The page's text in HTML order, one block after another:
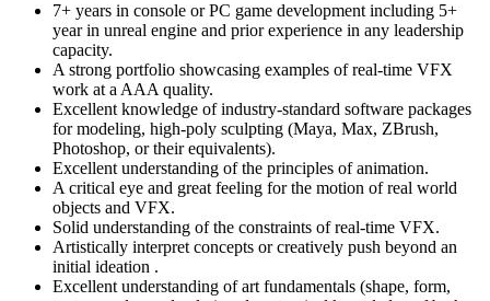
7+ years in console or PC game development including 5+
year in unreal engine and prior experience in any leadership
capacity.
A strong portfolio showcasing examples of real-time VFX
work at a AAA quality.
Excellent knowledge of industry-standard software packages
for modeling, high-poly sculpting (Maya, Max, ZBrush,
Photoshop, or their equivalents).
Excellent understanding of the principles of animation.
A critical eye and great feeling for the motion of real world
objects and VFX.
Solid understanding of the constraints of real-time VFX.
Artistically interpret concepts or creatively push beyond an
initial ideation .
Excellent understanding of art fundamentals (shape, form,